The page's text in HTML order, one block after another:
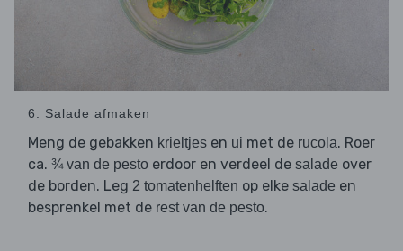
6. Salade afmaken
Meng de gebakken krieltjes en ui met de rucola. Roer
ca. ¾ van de pesto erdoor en verdeel de salade over
de borden. Leg 2 tomatenhelften op elke salade en
besprenkel met de rest van de pesto.